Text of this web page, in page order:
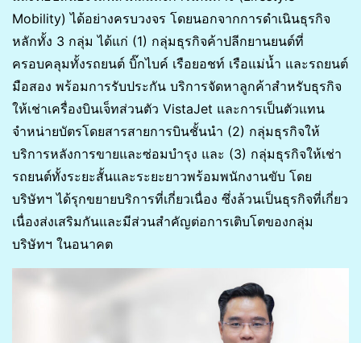
Mobility) ได้อย่างครบวงจร โดยนอกจากการดำเนินธุรกิจ
หลักทั้ง 3 กลุ่ม ได้แก่ (1) กลุ่มธุรกิจค้าปลีกยานยนต์ที่
ครอบคลุมทั้งรถยนต์ บิ๊กไบค์ เรือยอชท์ เรือแม่น้ำ และรถยนต์
มือสอง พร้อมการรับประกัน บริการจัดหาลูกค้าสำหรับธุรกิจ
ให้เช่าเครื่องบินเจ็ทส่วนตัว VistaJet และการเป็นตัวแทน
จำหน่ายบัตรโดยสารสายการบินชั้นนำ (2) กลุ่มธุรกิจให้
บริการหลังการขายและซ่อมบำรุง และ (3) กลุ่มธุรกิจให้เช่า
รถยนต์ทั้งระยะสั้นและระยะยาวพร้อมพนักงานขับ โดย
บริษัทฯ ได้รุกขยายบริการที่เกี่ยวเนื่อง ซึ่งล้วนเป็นธุรกิจที่เกี่ยว
เนื่องส่งเสริมกันและมีส่วนสำคัญต่อการเติบโตของกลุ่ม
บริษัทฯ ในอนาคต